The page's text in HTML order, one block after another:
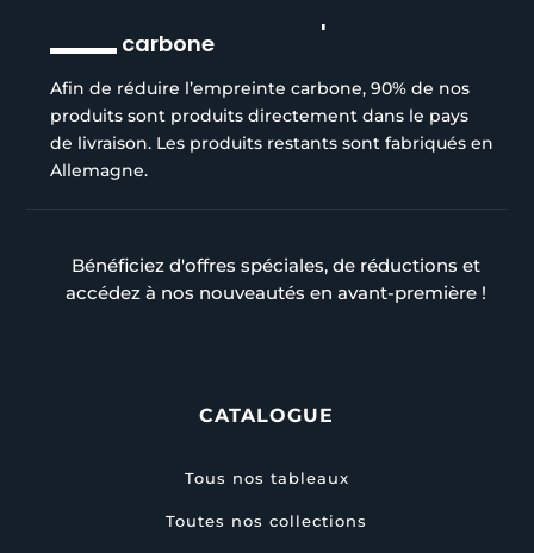
Réduction de l’empreinte
carbone
Afin de réduire l’empreinte carbone, 90% de nos
produits sont produits directement dans le pays
de livraison. Les produits restants sont fabriqués en
Allemagne.
Bénéficiez d'offres spéciales, de réductions et
accédez à nos nouveautés en avant-première !
CATALOGUE
Tous nos tableaux
Toutes nos collections